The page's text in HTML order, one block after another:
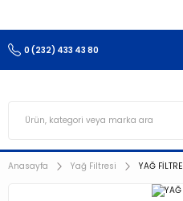
0 (232) 433 43 80
Anasayfa Yağ Filtresi YAĞ FİLTRE